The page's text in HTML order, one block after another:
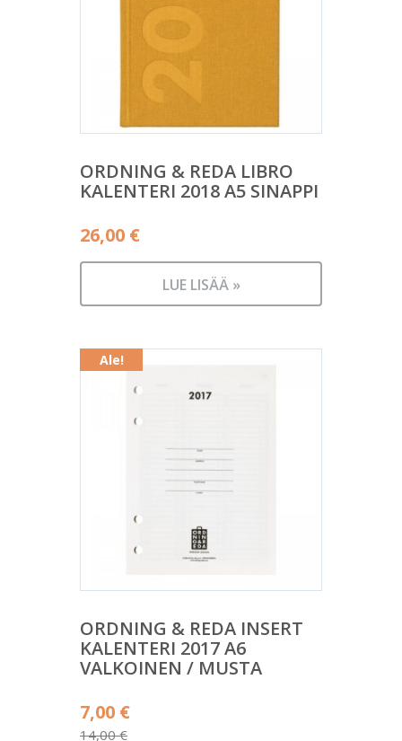
ORDNING & REDA LIBRO
KALENTERI 2018 A5 SINAPPI
26,00 €
LUE LISÄÄ »
Ale!
ORDNING & REDA INSERT
KALENTERI 2017 A6
VALKOINEN / MUSTA
14,00€
Alkuperäinen
hinta
7,00 €